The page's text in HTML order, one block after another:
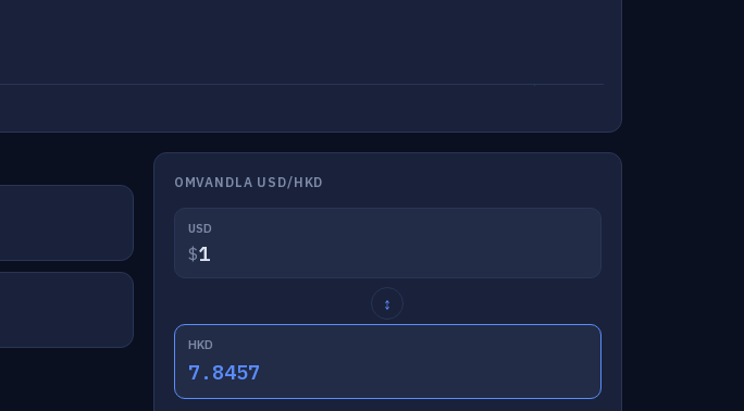
OMVANDLA USD/HKD
USD
$
↕
HKD
7.8457